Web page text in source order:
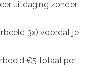
uitdaging zonder
3x) voordat je
€5 totaal per